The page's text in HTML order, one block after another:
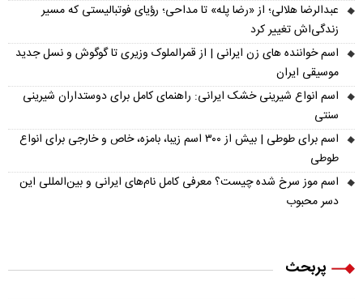
عبدالرضا هلالی؛ از «رضا پله» تا مداحی؛ رؤیای فوتبالیستی که مسیر
زندگی‌اش تغییر کرد
اسم خواننده های زن ایرانی | از قمرالملوک وزیری تا گوگوش و نسل جدید
موسیقی ایران
اسم انواع شیرینی خشک ایرانی: راهنمای کامل برای دوستداران شیرینی
سنتی
اسم برای طوطی | بیش از ۳۰۰ اسم زیبا، بامزه، خاص و خارجی برای انواع
طوطی
اسم موز سرخ شده چیست؟ معرفی کامل نام‌های ایرانی و بین‌المللی این
دسر محبوب
پربحث